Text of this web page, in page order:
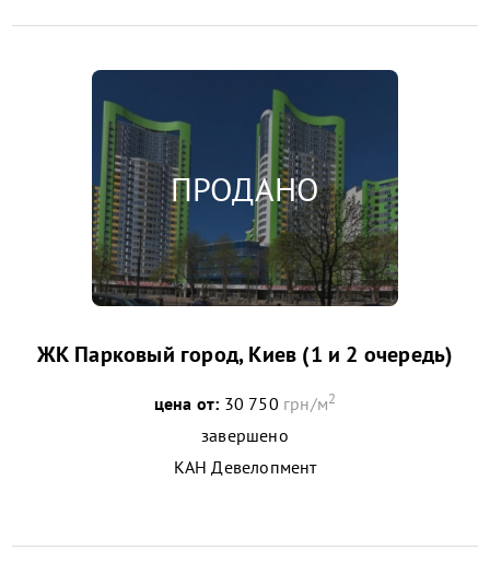
ЖК Парковый город, Киев (1 и 2 очередь)
цена от: 30 750 грн/м2
завершено
КАН Девелопмент